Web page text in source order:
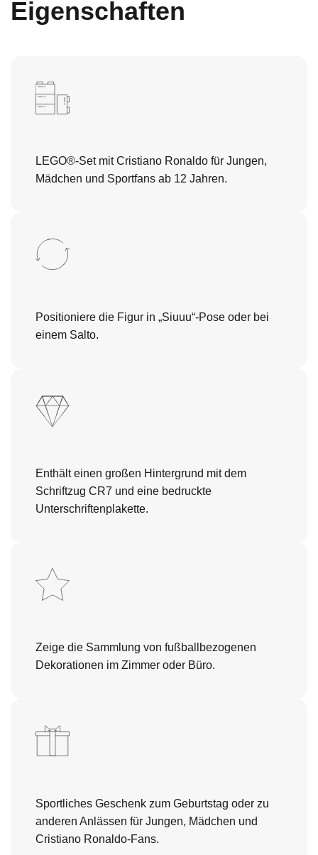
Eigenschaften
LEGO®-Set mit Cristiano Ronaldo für Jungen,
Mädchen und Sportfans ab 12 Jahren.
Positioniere die Figur in „Siuuu“-Pose oder bei
einem Salto.
Enthält einen großen Hintergrund mit dem
Schriftzug CR7 und eine bedruckte
Unterschriftenplakette.
Zeige die Sammlung von fußballbezogenen
Dekorationen im Zimmer oder Büro.
Sportliches Geschenk zum Geburtstag oder zu
anderen Anlässen für Jungen, Mädchen und
Cristiano Ronaldo-Fans.